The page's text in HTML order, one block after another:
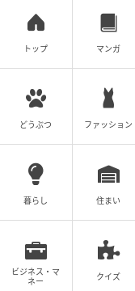
1日10セット限定のピクニ
計2時間
料理付きのピクニ
に合わせて選べま
アモーレの料理は
ソーセージ、ポテ
トップ マンガ
どうぶつ ファッション
暮らし 住まい
ビジネス・マ
ネー
クイズ